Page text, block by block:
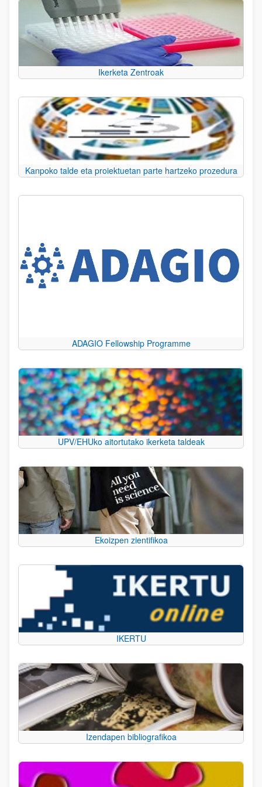
Ikerketa Zentroak
Kanpoko talde eta proiektuetan parte hartzeko prozedura
ADAGIO Fellowship Programme
UPV/EHUko aitortutako ikerketa taldeak
Ekoizpen zientifikoa
IKERTU
Izendapen bibliografikoa